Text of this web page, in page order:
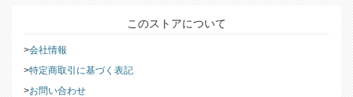
このストアについて
会社情報
特定商取引に基づく表記
お問い合わせ